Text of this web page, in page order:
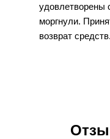
удовлетворены
моргнули.
возврат средств.